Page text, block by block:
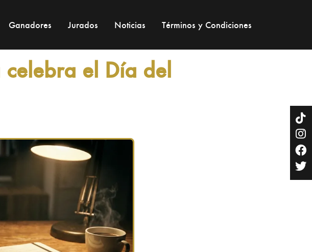
Xilopalo
Ganadores Jurados Noticias Términos y Condiciones
el Día del